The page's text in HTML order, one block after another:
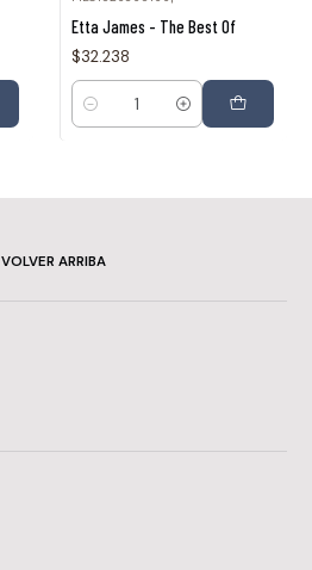
Etta James - The Best Of
$32.238
Cantidad
VOLVER ARRIBA